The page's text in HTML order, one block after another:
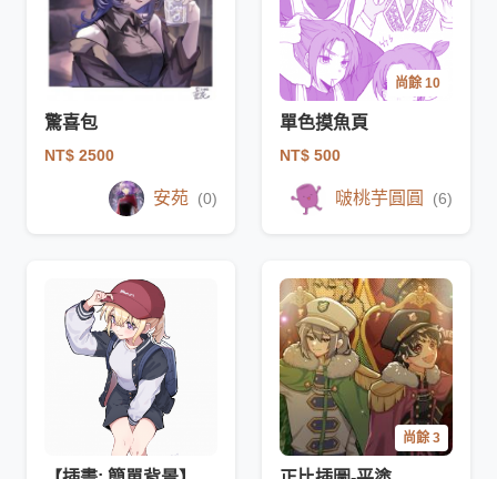
驚喜包
NT$ 2500
安苑 (0)
尚餘 10
單色摸魚頁
NT$ 500
啵桃芋圓圓 (6)
尚餘 3